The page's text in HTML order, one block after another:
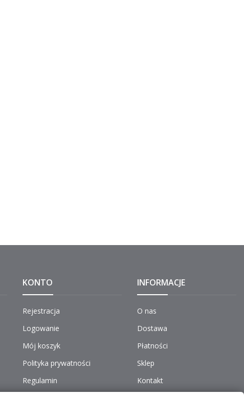
KONTO
Rejestracja
Logowanie
Mój koszyk
Polityka prywatności
Regulamin
INFORMACJE
O nas
Dostawa
Płatności
Sklep
Kontakt